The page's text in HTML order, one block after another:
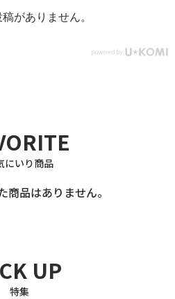
がありません。
にいり商品
商品はありません。
UP
特集